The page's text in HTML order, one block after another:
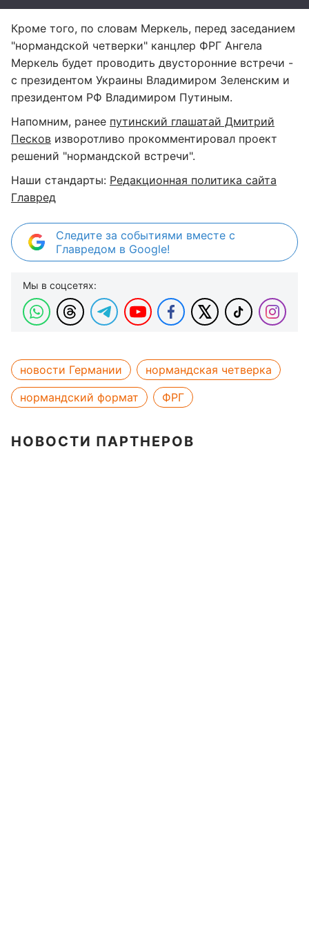
Кроме того, по словам Меркель, перед заседанием
"нормандской четверки" канцлер ФРГ Ангела
Меркель будет проводить двусторонние встречи -
с президентом Украины Владимиром Зеленским и
президентом РФ Владимиром Путиным.
Напомним, ранее путинский глашатай Дмитрий
Песков изворотливо прокомментировал проект
решений "нормандской встречи".
Наши стандарты: Редакционная политика сайта
Главред
Следите за событиями вместе с
Главредом в Google!
Мы в соцсетях:
новости Германии
нормандская четверка
нормандский формат
ФРГ
НОВОСТИ ПАРТНЕРОВ